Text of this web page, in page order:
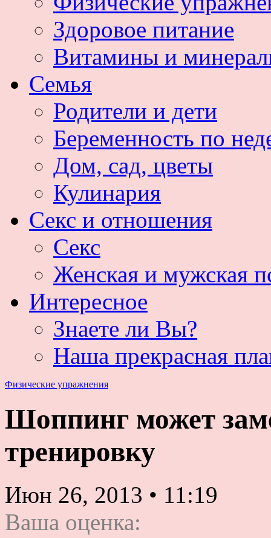
Здоровое питание
Витамины и
Семья
Родители и дети
Беременность по
Дом, сад, цветы
Кулинария
Секс и отношения
Секс
Женская и мужская
Интересное
Знаете ли Вы?
Наша прекрасная
Физические упражнения
Шоппинг может
тренировку
Июн 26, 2013 • 11:19
Ваша оценка: